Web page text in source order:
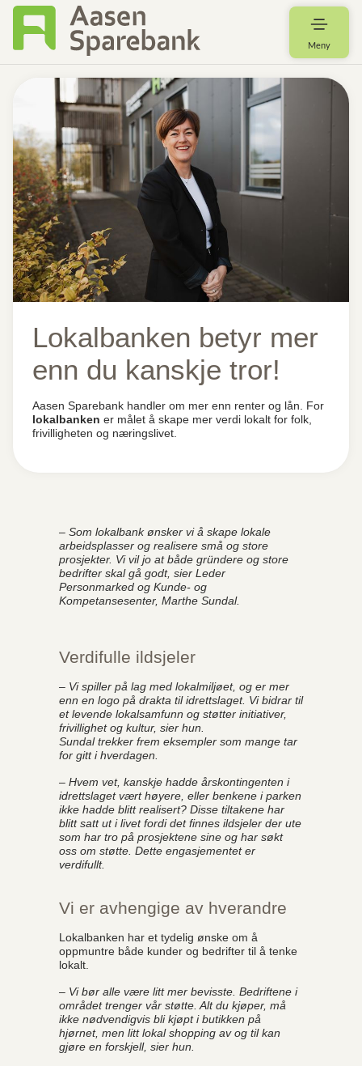
Meny
Lokalbanken betyr mer
enn du kanskje tror!
Aasen Sparebank handler om mer enn renter og lån. For
lokalbanken er målet å skape mer verdi lokalt for folk,
frivilligheten og næringslivet.
– Som lokalbank ønsker vi å skape lokale
arbeidsplasser og realisere små og store
prosjekter. Vi vil jo at både gründere og store
bedrifter skal gå godt, sier Leder
Personmarked og Kunde- og
Kompetansesenter, Marthe Sundal.
Verdifulle ildsjeler
– Vi spiller på lag med lokalmiljøet, og er mer
enn en logo på drakta til idrettslaget. Vi bidrar til
et levende lokalsamfunn og støtter initiativer,
frivillighet og kultur, sier hun.
Sundal trekker frem eksempler som mange tar
for gitt i hverdagen.
– Hvem vet, kanskje hadde årskontingenten i
idrettslaget vært høyere, eller benkene i parken
ikke hadde blitt realisert? Disse tiltakene har
blitt satt ut i livet fordi det finnes ildsjeler der ute
som har tro på prosjektene sine og har søkt
oss om støtte. Dette engasjementet er
verdifullt.
Vi er avhengige av hverandre
Lokalbanken har et tydelig ønske om å
oppmuntre både kunder og bedrifter til å tenke
lokalt.
– Vi bør alle være litt mer bevisste. Bedriftene i
området trenger vår støtte. Alt du kjøper, må
ikke nødvendigvis bli kjøpt i butikken på
hjørnet, men litt lokal shopping av og til kan
gjøre en forskjell, sier hun.